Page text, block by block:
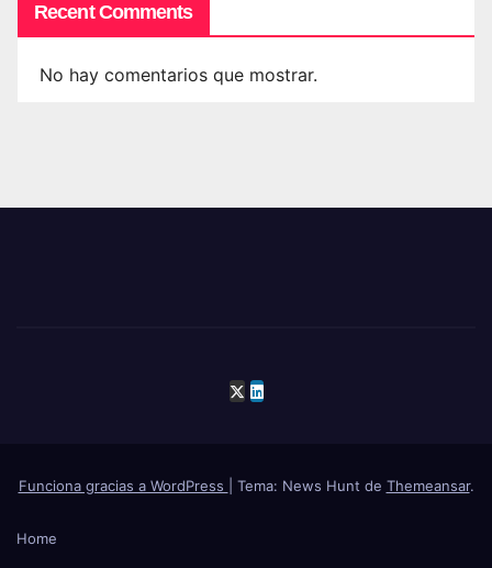
Recent Comments
No hay comentarios que mostrar.
Funciona gracias a WordPress Tema: News Hunt de Themeansar.
Home